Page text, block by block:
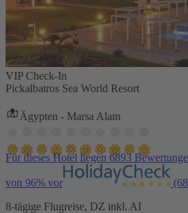
VIP Check-In
Pickalbatros Sea World Resort
Ägypten - Marsa Alam
Für dieses Hotel liegen 6893
von 96% vor
8-tägige Flugreise, DZ inkl. AI